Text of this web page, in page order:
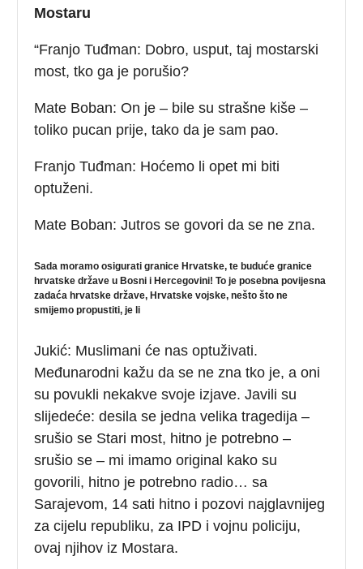
Mostaru
“Franjo Tuđman: Dobro, usput, taj mostarski
most, tko ga je porušio?
Mate Boban: On je – bile su strašne kiše –
toliko pucan prije, tako da je sam pao.
Franjo Tuđman: Hoćemo li opet mi biti
optuženi.
Mate Boban: Jutros se govori da se ne zna.
Sada moramo osigurati granice Hrvatske, te buduće granice
hrvatske države u Bosni i Hercegovini! To je posebna povijesna
zadaća hrvatske države, Hrvatske vojske, nešto što ne
smijemo propustiti, je li
Jukić: Muslimani će nas optuživati.
Međunarodni kažu da se ne zna tko je, a oni
su povukli nekakve svoje izjave. Javili su
slijedeće: desila se jedna velika tragedija –
srušio se Stari most, hitno je potrebno –
srušio se – mi imamo original kako su
govorili, hitno je potrebno radio… sa
Sarajevom, 14 sati hitno i pozovi najglavnijeg
za cijelu republiku, za IPD i vojnu policiju,
ovaj njihov iz Mostara.